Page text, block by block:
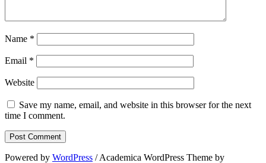
Name *
Email *
Website
Save my name, email, and website in this browser for the next
time I comment.
Powered by WordPress / Academica WordPress Theme by